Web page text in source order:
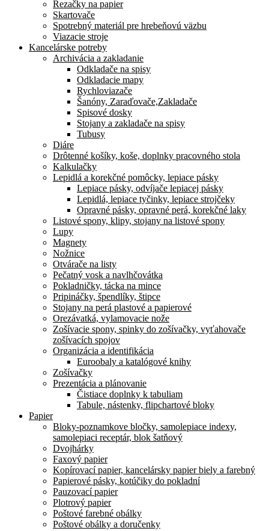
Rezačky na papier
Skartovače
Spotrebný materiál pre hrebeňovú väzbu
Viazacie stroje
Kancelárske potreby
Archivácia a zakladanie
Odkladače na spisy
Odkladacie mapy
Rychloviazače
Šanóny, Zaraďovače,Zakladače
Spisové dosky
Stojany a zakladače na spisy
Tubusy
Diáre
Drôtenné košíky, koše, doplnky pracovného stola
Kalkulačky
Lepidlá a korekčné pomôcky, lepiace pásky
Lepiace pásky, odvíjače lepiacej pásky
Lepidlá, lepiace tyčinky, lepiace strojčeky
Opravné pásky, opravné perá, korekčné laky
Listové spony, klipy, stojany na listové spony
Lupy
Magnety
Nožnice
Otvárače na listy
Pečatný vosk a navlhčovátka
Pokladničky, tácka na mince
Pripináčky, špendlíky, štipce
Stojany na perá plastové a papierové
Orezávatká, vylamovacie nože
Zošívacie spony, spinky do zošívačky, vyťahovače
zošívacích spojov
Organizácia a identifikácia
Euroobaly a katalógové knihy
Zošívačky
Prezentácia a plánovanie
Čistiace doplnky k tabuliam
Tabule, nástenky, flipchartové bloky
Papier
Bloky-poznamkove bločky, samolepiace indexy,
samolepiaci receptár, blok šatňový
Dvojhárky
Faxový papier
Kopírovací papier, kancelársky papier biely a farebný
Papierové pásky, kotúčiky do pokladní
Pauzovací papier
Plotrový papier
Poštové farebné obálky
Poštové obálky a doručenky